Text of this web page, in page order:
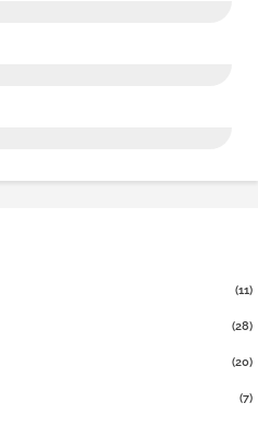
(28)
(20)
(7)
(8)